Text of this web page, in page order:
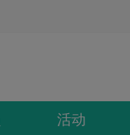
活动